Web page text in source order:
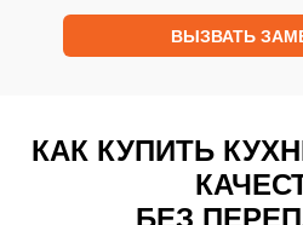
ВЫЗВАТЬ
КАК КУПИТЬ
БЕЗ